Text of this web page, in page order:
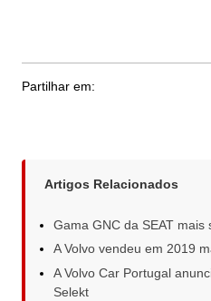
Partilhar em:
Artigos Relacionados
Gama GNC da SEAT mais
A Volvo vendeu em 2019
A Volvo Car Portugal
Selekt